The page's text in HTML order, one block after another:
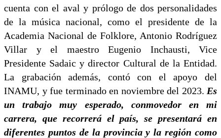
cuenta con el aval y prólogo de dos personalidades
de la música nacional, como el presidente de la
Academia Nacional de Folklore, Antonio Rodríguez
Villar y el maestro Eugenio Inchausti, Vice
Presidente Sadaic y director Cultural de la Entidad.
La grabación además, contó con el apoyo del
INAMU, y fue terminado en noviembre del 2023. Es
un trabajo muy esperado, conmovedor en mi
carrera, que recorrerá el país, se presentará en
diferentes puntos de la provincia y la región como